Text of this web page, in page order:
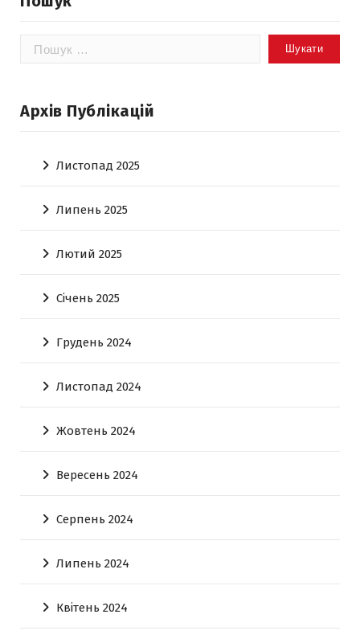
Пошук:
Архів Публікацій
Листопад 2025
Липень 2025
Лютий 2025
Січень 2025
Грудень 2024
Листопад 2024
Жовтень 2024
Вересень 2024
Серпень 2024
Липень 2024
Квітень 2024